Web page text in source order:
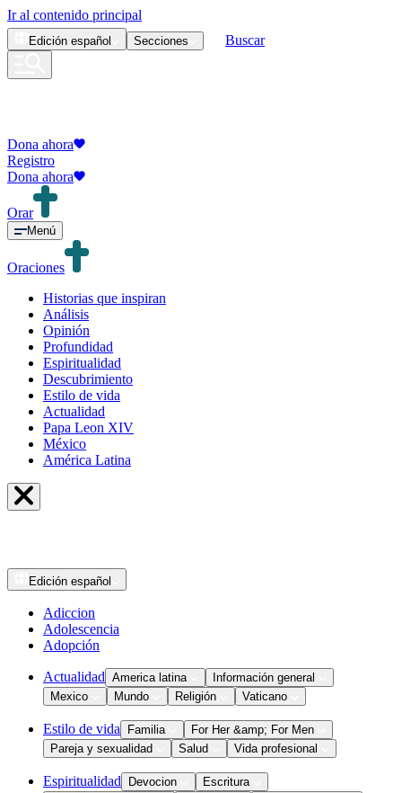
Ir al contenido principal
Edición español Secciones Buscar
Dona ahora
Registro
Dona ahora
Orar
Menú
Oraciones
Historias que inspiran
Análisis
Opinión
Profundidad
Espiritualidad
Descubrimiento
Estilo de vida
Actualidad
Papa Leon XIV
México
América Latina
Edición español
Adiccion
Adolescencia
Adopción
Actualidad America latina
Información general
Mexico
Mundo Religión Vaticano
Estilo de vida Familia
For Her &amp; For Men
Pareja y sexualidad
Salud Vida profesional
Espiritualidad Devocion
Escritura